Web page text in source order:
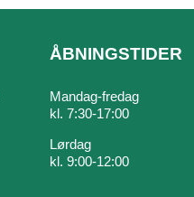
ÅBNINGSTIDER
Mandag-fredag
kl. 7:30-17:00
Lørdag
kl. 9:00-12:00